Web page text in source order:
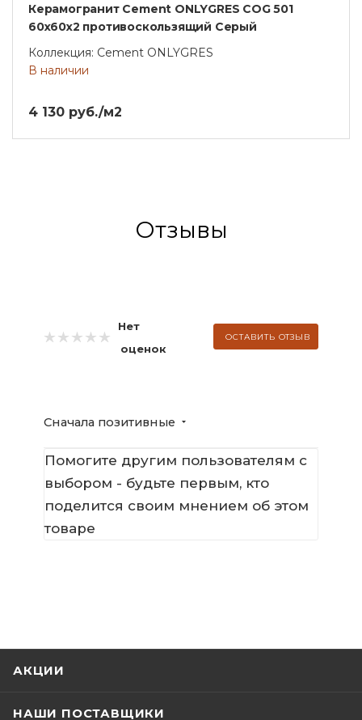
Керамогранит Cement ONLYGRES COG 501
60x60x2 противоскользящий Серый
Коллекция: Cement ONLYGRES
В наличии
4 130 руб./м2
Отзывы
Нет
оценок
ОСТАВИТЬ ОТЗЫВ
Сначала позитивные
Помогите другим пользователям с
выбором - будьте первым, кто
поделится своим мнением об этом
товаре
АКЦИИ
НАШИ ПОСТАВЩИКИ